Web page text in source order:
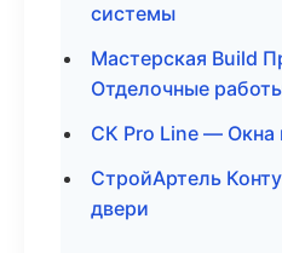
системы
Мастерская Build
Отделочные
СК Pro Line — Окна
СтройАртель
двери